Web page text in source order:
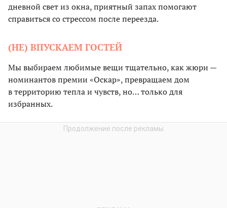
дневной свет из окна, приятный запах помогают
справиться со стрессом после переезда.
(НЕ) ВПУСКАЕМ ГОСТЕЙ
Мы выбираем любимые вещи тщательно, как жюри —
номинантов премии «Оскар», превращаем дом
в территорию тепла и чувств, но… только для
избранных.